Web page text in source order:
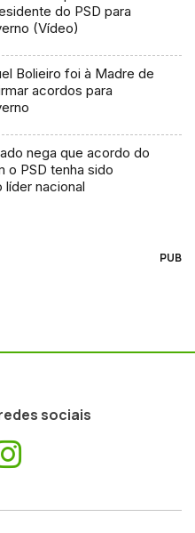
do PSD para
(Vídeo)
Bolieiro foi à Madre de
acordos para
nega que acordo do
o PSD tenha sido
líder nacional
PUB
sociais